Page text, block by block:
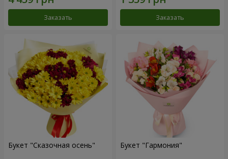
Заказать Заказать
Букет "Сказочная осень" Букет "Гармония"